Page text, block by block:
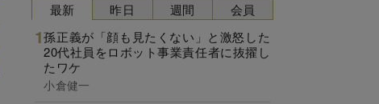
最新
孫正義が「顔も見たくない」と激怒した
20代社員をロボット事業責任者に抜擢し
たワケ
小倉健一
昨日 週間 会員